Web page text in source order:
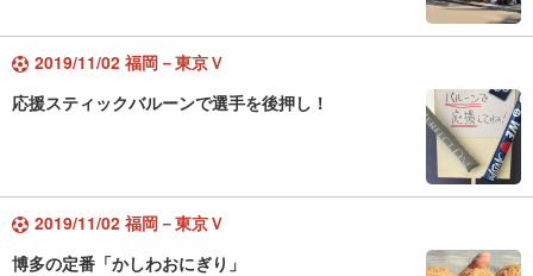
2019/11/02 福岡－東京Ｖ
応援スティックバルーンで選手を後押し！
2019/11/02 福岡－東京Ｖ
博多の定番「かしわおにぎり」